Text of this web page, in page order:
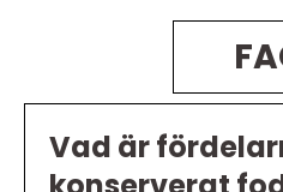
Vad är